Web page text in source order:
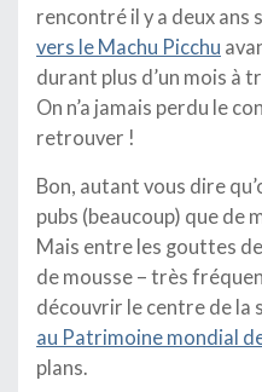
rencontré il y a deux ans
vers le Machu Picchu
durant plus d’un mois à
On n’a jamais perdu le
retrouver !
Bon, autant vous dire
pubs (beaucoup) que de
Mais entre les gouttes
de mousse – très
découvrir le centre de la
au Patrimoine mondial
plans.